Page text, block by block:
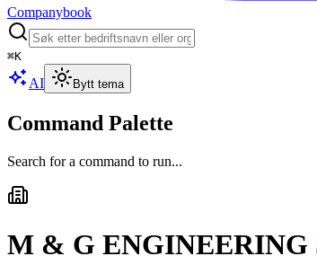
Companybook
⌘K
AI Bytt tema
Command Palette
Search for a command to run...
M & G ENGINEERING